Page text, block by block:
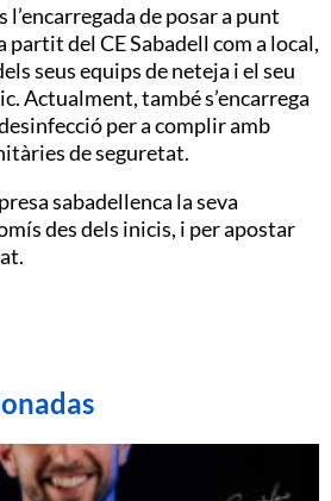
l’encarregada de posar a punt
partit del CE Sabadell com a local,
seus equips de neteja i el seu
Actualment, també s’encarrega
per a complir amb
de seguretat.
sabadellenca la seva
des dels inicis, i per apostar